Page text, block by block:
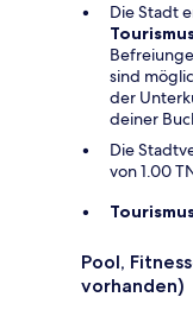
Die Stadt
sind
der
deiner
Die
von 1.00
Pool,
vorhanden)